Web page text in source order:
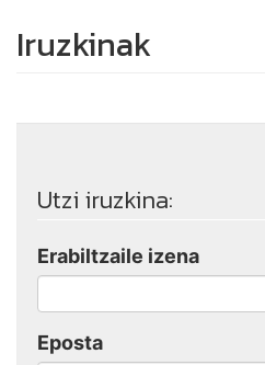
Iruzkinak
Utzi iruzkina:
Erabiltzaile izena
Eposta